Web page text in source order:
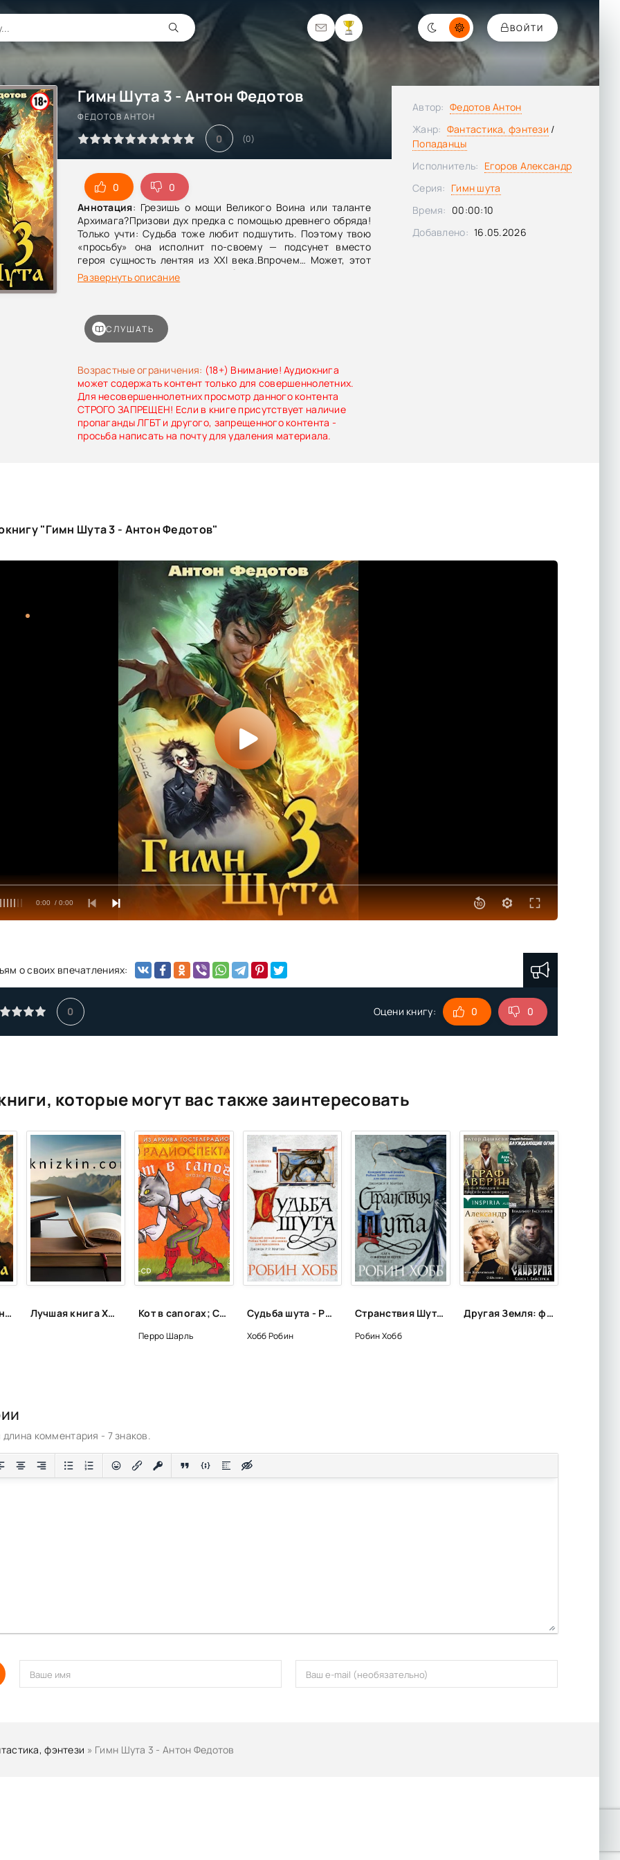
ВОЙТИ
Гимн Шута 3 - Антон Федотов
ФЕДОТОВ АНТОН
0 (0)
0
0
Аннотация: Грезишь о мощи Великого Воина или таланте
Архимага?Призови дух предка с помощью древнего обряда!
Только учти: Судьба тоже любит подшутить. Поэтому твою
«просьбу» она исполнит по-своему — подсунет вместо
героя сущность лентяя из XXI века.Впрочем… Может, этот
сюрприз не так уж и бесполезен?
Развернуть описание
Возрастные ограничения: (18+) Внимание! Аудиокнига
может содержать контент только для совершеннолетних.
Для несовершеннолетних просмотр данного контента
СТРОГО ЗАПРЕЩЕН! Если в книге присутствует наличие
пропаганды ЛГБТ и другого, запрещенного контента -
просьба написать на почту для удаления материала.
СЛУШАТЬ
Автор: Федотов Антон
Жанр: Фантастика, фэнтези /
Попаданцы
Исполнитель: Егоров Александр
Серия: Гимн шута
Время: 00:00:10
Добавлено: 16.05.2026
"Гимн Шута 3 - Антон Федотов"
0:00 / 0:00
о своих впечатлениях:
0 Оцени книгу: 0 0
которые могут вас также заинтересовать
Гимн Шута 2 - Антон Федотов Лучшая книга XXI века Кот в сапогах; Сказки народов: Ум и судьба, Ум и счастье, Три лентяя, Золотой кувшин - Шарль Перро
Перро Шарль
Судьба шута - Робин Хобб
Хобб Робин
Странствия Шута - Робин Хобб (2)
Робин Хобб
Другая Земля: фантастика с альтернативной историей
комментария - 7 знаков.
фэнтези » Гимн Шута 3 - Антон Федотов